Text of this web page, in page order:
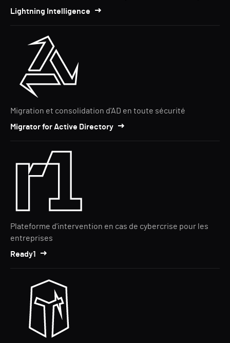
Lightning Intelligence
Migration et consolidation d'AD en toute sécurité
Migrator for Active Directory
Plateforme d'intervention en cas de cybercrise pour les
entreprises
Ready1